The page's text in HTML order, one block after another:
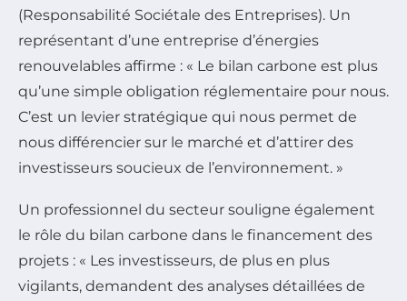
(Responsabilité Sociétale des Entreprises). Un
représentant d’une entreprise d’énergies
renouvelables affirme : « Le bilan carbone est plus
qu’une simple obligation réglementaire pour nous.
C’est un levier stratégique qui nous permet de
nous différencier sur le marché et d’attirer des
investisseurs soucieux de l’environnement. »
Un professionnel du secteur souligne également
le rôle du bilan carbone dans le financement des
projets : « Les investisseurs, de plus en plus
vigilants, demandent des analyses détaillées de